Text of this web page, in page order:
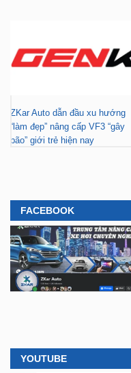
ZKar Auto dẫn đầu xu hướng
“làm đẹp” nâng cấp VF3 “gây
bão” giới trẻ hiện nay
FACEBOOK
YOUTUBE